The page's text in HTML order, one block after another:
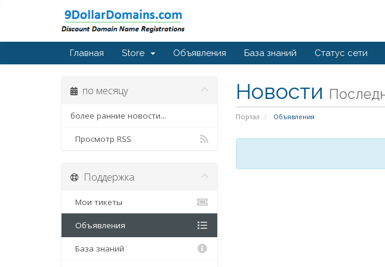
Главная Store Объявления База знаний Статус сети
Новости
Портал Объявления
по месяцу
более ранние новости...
Просмотр RSS
Поддержка
Мои тикеты
Объявления
База знаний